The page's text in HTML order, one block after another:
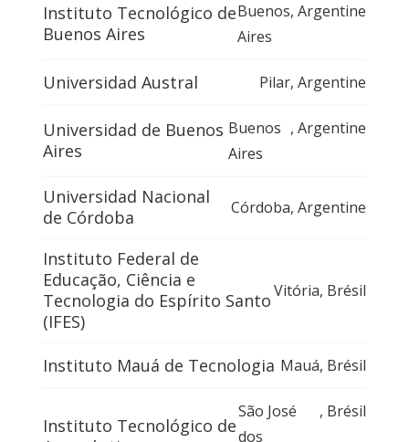
Instituto Tecnológico de
Buenos Aires
Buenos
Aires
, Argentine
Universidad Austral Pilar, Argentine
Universidad de Buenos
Aires
Buenos
Aires
, Argentine
Universidad Nacional
de Córdoba
Córdoba, Argentine
Instituto Federal de
Educação, Ciência e
Tecnologia do Espírito Santo
(IFES)
Vitória, Brésil
Instituto Mauá de Tecnologia Mauá, Brésil
Instituto Tecnológico de
São José
dos
, Brésil